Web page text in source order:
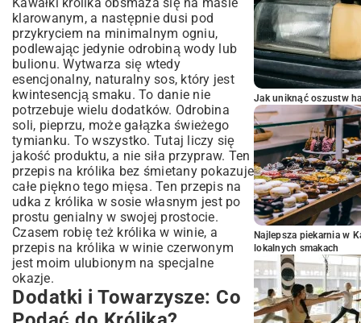
klarowanym, a następnie dusi pod
przykryciem na minimalnym ogniu,
podlewając jedynie odrobiną wody lub
bulionu. Wytwarza się wtedy
esencjonalny, naturalny sos, który jest
kwintesencją smaku. To danie nie
potrzebuje wielu dodatków. Odrobina
soli, pieprzu, może gałązka świeżego
tymianku. To wszystko. Tutaj liczy się
jakość produktu, a nie siła przypraw. Ten
przepis na królika bez śmietany pokazuje
całe piękno tego mięsa. Ten przepis na
udka z królika w sosie własnym jest po
prostu genialny w swojej prostocie.
Czasem robię też królika w winie, a
przepis na królika w winie czerwonym
jest moim ulubionym na specjalne
okazje.
Dodatki i Towarzysze: Co
Jak uniknąć oszustw
Najlepsza piekarnia w
lokalnych smakach